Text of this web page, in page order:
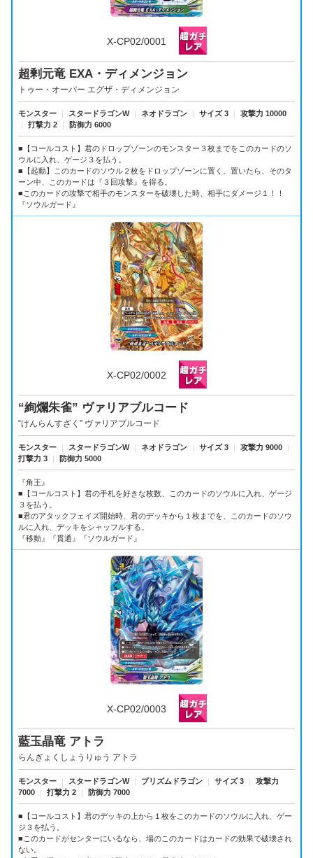
X-CP02/0001
超剰元竜 EXA・ディメンジョン
トゥー・オーバー エグザ・ディメンジョン
モンスター ｜ スタードラゴンW ｜ ネオドラゴン ｜ サイズ 3 ｜
攻撃力 10000
｜
打撃力 2 ｜ 防御力 6000
■【コールコスト】君のドロップゾーンのモンスター３枚までをこのカードのソ
ウルに入れ、ゲージ３を払う。
■【起動】このカードのソウル２枚をドロップゾーンに置く。置いたら、そのタ
ーン中、このカードは『３回攻撃』を得る。
■このカードの攻撃で相手のモンスターを破壊した時、相手にダメージ１！！
『ソウルガード』
X-CP02/0002
“絢爛朱雀” ヴァリアブルコード
“けんらんすざく” ヴァリアブルコード
モンスター ｜ スタードラゴンW ｜ ネオドラゴン ｜ サイズ 3 ｜ 攻撃力 9000
｜
打撃力 3
｜ 防御力 5000
『角王』
■【コールコスト】君の手札を好きな枚数、このカードのソウルに入れ、ゲージ
３を払う。
■君のアタックフェイズ開始時、君のデッキから１枚までを、このカードのソウ
ルに入れ、デッキをシャッフルする。
『移動』『貫通』『ソウルガード』
X-CP02/0003
藍玉晶竜 アトラ
らんぎょくしょうりゅう アトラ
モンスター ｜ スタードラゴンW ｜ プリズムドラゴン ｜ サイズ 3 ｜
攻撃力
7000
｜ 打撃力 2 ｜ 防御力 7000
■【コールコスト】君のデッキの上から１枚をこのカードのソウルに入れ、ゲー
ジ３を払う。
■このカードがセンターにいるなら、場のこのカードはカードの効果で破壊され
ない。